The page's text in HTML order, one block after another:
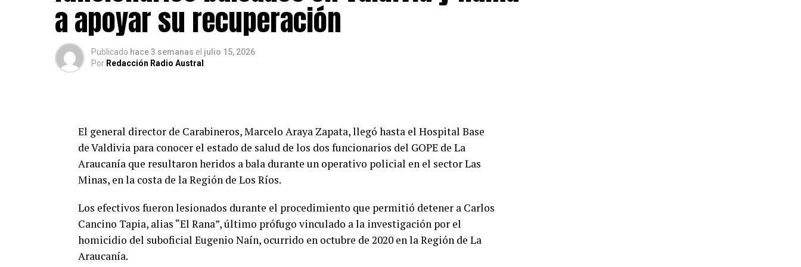
abdomen, pero está en un estado de menor gravedad que el primero”, señaló el fiscal
Bustos.
El imputado también resultó herido durante el enfrentamiento, con un impacto balístico
en el rostro, siendo trasladado hasta el Hospital Base de Valdivia fuera de riesgo vital.
Eugenio Naín se inició en 2020 y ya cuenta con una persona condenada a 32 años de
cárcel, además de otro imputado formalizado cuyo proceso investigativo continúa
vigente.
involucrados pendientes de captura en esta causa.
Respecto de los antecedentes que vincularían al detenido con el crimen, el fiscal señaló
que existen diligencias como interceptaciones telefónicas realizadas durante la
a apoyar su recuperación
Publicado hace 3 semanas el julio 15, 2026
Por Redacción Radio Austral
El general director de Carabineros, Marcelo Araya Zapata, llegó hasta el Hospital Base
de Valdivia para conocer el estado de salud de los dos funcionarios del GOPE de La
Araucanía que resultaron heridos a bala durante un operativo policial en el sector Las
Minas, en la costa de la Región de Los Ríos.
Los efectivos fueron lesionados durante el procedimiento que permitió detener a Carlos
Cancino Tapia, alias “El Rana”, último prófugo vinculado a la investigación por el
homicidio del suboficial Eugenio Naín, ocurrido en octubre de 2020 en la Región de La
Araucanía.